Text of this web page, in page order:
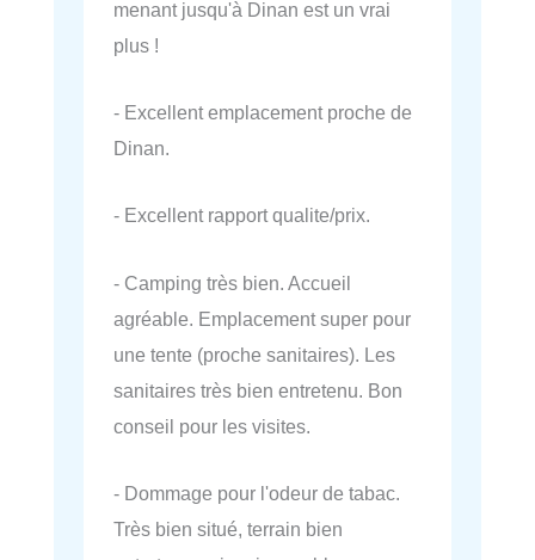
menant jusqu'à Dinan est un vrai
plus !
- Excellent emplacement proche de
Dinan.
- Excellent rapport qualite/prix.
- Camping très bien. Accueil
agréable. Emplacement super pour
une tente (proche sanitaires). Les
sanitaires très bien entretenu. Bon
conseil pour les visites.
- Dommage pour l'odeur de tabac.
Très bien situé, terrain bien